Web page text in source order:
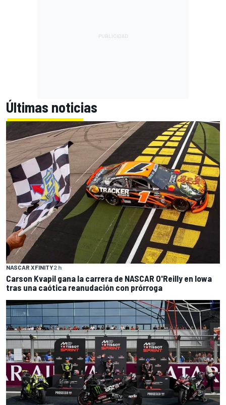
Últimas noticias
NASCAR XFINITY2 h
Carson Kvapil gana la carrera de NASCAR O'Reilly en Iowa
tras una caótica reanudación con prórroga